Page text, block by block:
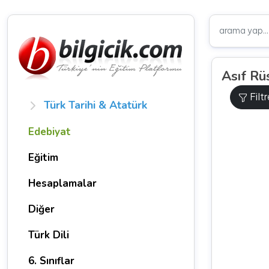
Türk Tarihi & Atatürk
Edebiyat
Eğitim
Hesaplamalar
Diğer
Türk Dili
6. Sınıflar
Asıf